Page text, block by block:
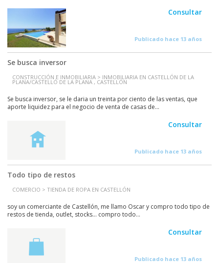
Consultar
Publicado hace 13 años
Se busca inversor
CONSTRUCCIÓN E INMOBILIARIA > INMOBILIARIA EN CASTELLÓN DE LA
PLANA/CASTELLÓ DE LA PLANA , CASTELLÓN
Se busca inversor, se le daria un treinta por ciento de las ventas, que
aporte liquidez para el negocio de venta de casas de...
Consultar
Publicado hace 13 años
Todo tipo de restos
COMERCIO > TIENDA DE ROPA EN CASTELLÓN
soy un comerciante de Castellón, me llamo Oscar y compro todo tipo de
restos de tienda, outlet, stocks... compro todo...
Consultar
Publicado hace 13 años